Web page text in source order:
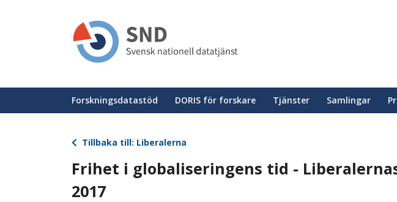
Huvudmeny
Forskningsdatastöd DORIS för forskare Tjänster Samlingar
Tillbaka till: Liberalerna
Frihet i globaliseringens tid -
2017